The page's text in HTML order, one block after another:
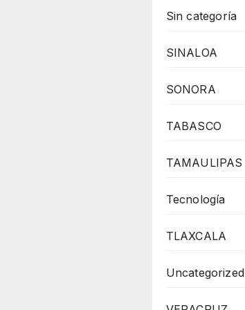
Sin categoría
SINALOA
SONORA
TABASCO
TAMAULIPAS
Tecnología
TLAXCALA
Uncategorized